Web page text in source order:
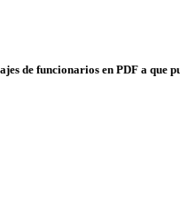
de funcionarios en PDF a que